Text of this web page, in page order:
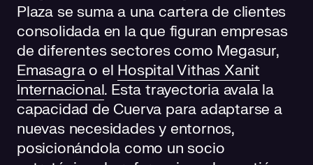
Plaza se suma a una cartera de clientes
consolidada en la que figuran empresas
de diferentes sectores como Megasur,
Emasagrao el Hospital Vithas Xanit
Internacional. Esta trayectoria avala la
capacidad de Cuerva para adaptarse a
nuevas necesidades y entornos,
posicionándola como un socio